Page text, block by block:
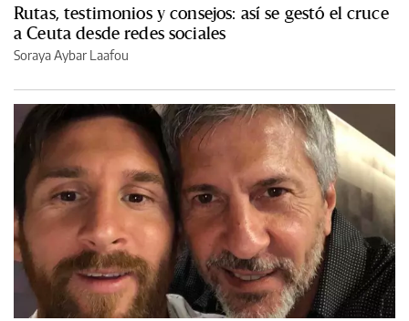
Rutas, testimonios y consejos: así se gestó el cruce
a Ceuta desde redes sociales
Soraya Aybar Laafou